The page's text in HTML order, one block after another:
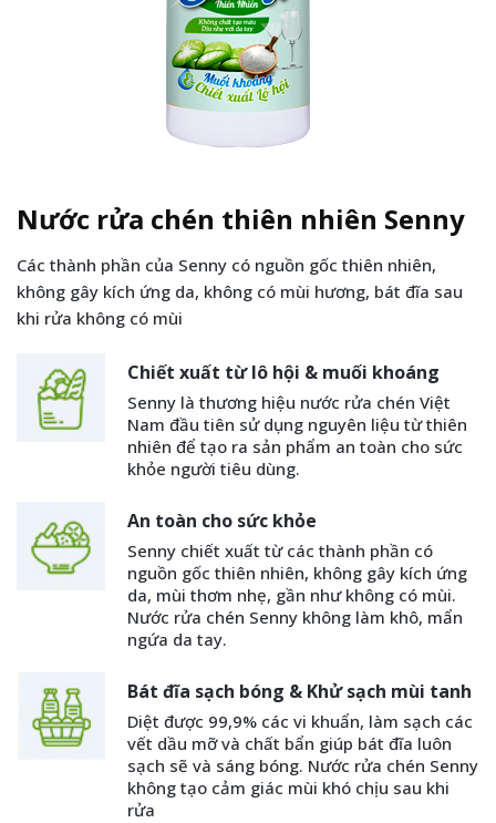
Nước rửa chén thiên nhiên Senny
Các thành phần của Senny có nguồn gốc thiên nhiên,
không gây kích ứng da, không có mùi hương, bát đĩa sau
khi rửa không có mùi
Chiết xuất từ lô hội & muối khoáng
Senny là thương hiệu nước rửa chén Việt
Nam đầu tiên sử dụng nguyên liệu từ thiên
nhiên để tạo ra sản phẩm an toàn cho sức
khỏe người tiêu dùng.
An toàn cho sức khỏe
Senny chiết xuất từ các thành phần có
nguồn gốc thiên nhiên, không gây kích ứng
da, mùi thơm nhẹ, gần như không có mùi.
Nước rửa chén Senny không làm khô, mẩn
ngứa da tay.
Bát đĩa sạch bóng & Khử sạch mùi tanh
Diệt được 99,9% các vi khuẩn, làm sạch các
vết dầu mỡ và chất bẩn giúp bát đĩa luôn
sạch sẽ và sáng bóng. Nước rửa chén Senny
không tạo cảm giác mùi khó chịu sau khi
rửa